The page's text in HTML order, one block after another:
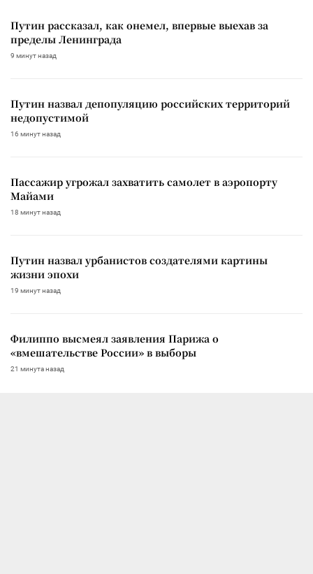
Путин рассказал, как онемел, впервые выехав за
пределы Ленинграда
9 минут назад
Путин назвал депопуляцию российских территорий
недопустимой
16 минут назад
Пассажир угрожал захватить самолет в аэропорту
Майами
18 минут назад
Путин назвал урбанистов создателями картины
жизни эпохи
19 минут назад
Филиппо высмеял заявления Парижа о
«вмешательстве России» в выборы
21 минута назад